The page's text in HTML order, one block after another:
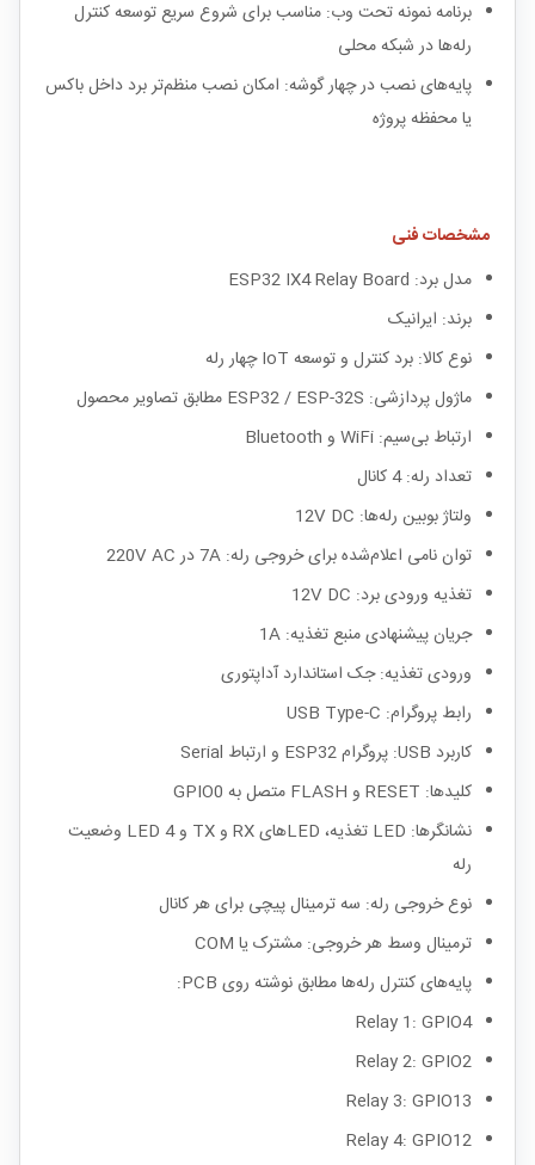
برنامه نمونه تحت وب: مناسب برای شروع سریع توسعه کنترل
رله‌ها در شبکه محلی
پایه‌های نصب در چهار گوشه: امکان نصب منظم‌تر برد داخل باکس
یا محفظه پروژه
مشخصات فنی
مدل برد: ESP32 IX4 Relay Board
برند: ایرانیک
نوع کالا: برد کنترل و توسعه IoT چهار رله
ماژول پردازشی: ESP32 / ESP-32S مطابق تصاویر محصول
ارتباط بی‌سیم: WiFi و Bluetooth
تعداد رله: 4 کانال
ولتاژ بوبین رله‌ها: 12V DC
توان نامی اعلام‌شده برای خروجی رله: 7A در 220V AC
تغذیه ورودی برد: 12V DC
جریان پیشنهادی منبع تغذیه: 1A
ورودی تغذیه: جک استاندارد آداپتوری
رابط پروگرام: USB Type-C
کاربرد USB: پروگرام ESP32 و ارتباط Serial
کلیدها: RESET و FLASH متصل به GPIO0
نشانگرها: LED تغذیه، LEDهای RX و TX و 4 LED وضعیت
رله
نوع خروجی رله: سه ترمینال پیچی برای هر کانال
ترمینال وسط هر خروجی: مشترک یا COM
پایه‌های کنترل رله‌ها مطابق نوشته روی PCB:
Relay 1: GPIO4
Relay 2: GPIO2
Relay 3: GPIO13
Relay 4: GPIO12